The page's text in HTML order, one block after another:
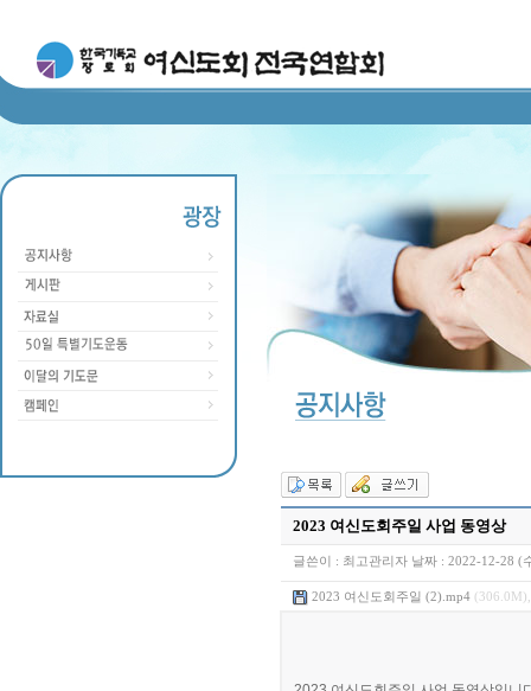
2023 여신도회주일 사업 동영상
글쓴이 : 최고관리자 날짜 : 2022-12-28 (
2023 여신도회주일 (2).mp4